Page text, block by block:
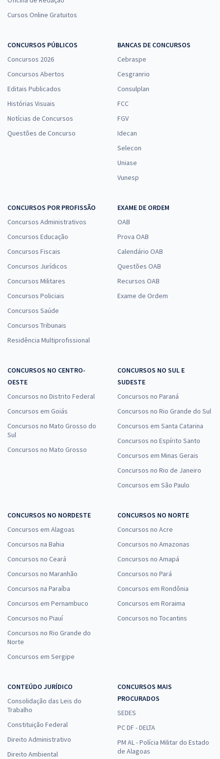
Cursos Online Gratuitos
CONCURSOS PÚBLICOS
Concursos 2026
Concursos Abertos
Editais Publicados
Histórias Visuais
Notícias de Concursos
Questões de Concurso
BANCAS DE CONCURSOS
Cebraspe
Cesgranrio
Consulplan
FCC
FGV
Idecan
Selecon
Uniase
Vunesp
CONCURSOS POR PROFISSÃO
Concursos Administrativos
Concursos Educação
Concursos Fiscais
Concursos Jurídicos
Concursos Militares
Concursos Policiais
Concursos Saúde
Concursos Tribunais
Residência Multiprofissional
EXAME DE ORDEM
OAB
Prova OAB
Calendário OAB
Questões OAB
Recursos OAB
Exame de Ordem
CONCURSOS NO CENTRO-
OESTE
Concursos no Distrito Federal
Concursos em Goiás
Concursos no Mato Grosso do
Sul
Concursos no Mato Grosso
CONCURSOS NO SUL E
SUDESTE
Concursos no Paraná
Concursos no Rio Grande do Sul
Concursos em Santa Catarina
Concursos no Espírito Santo
Concursos em Minas Gerais
Concursos no Rio de Janeiro
Concursos em São Paulo
CONCURSOS NO NORDESTE
Concursos em Alagoas
Concursos na Bahia
Concursos no Ceará
Concursos no Maranhão
Concursos na Paraíba
Concursos em Pernambuco
Concursos no Piauí
Concursos no Rio Grande do
Norte
Concursos em Sergipe
CONCURSOS NO NORTE
Concursos no Acre
Concursos no Amazonas
Concursos no Amapá
Concursos no Pará
Concursos em Rondônia
Concursos em Roraima
Concursos no Tocantins
CONTEÚDO JURÍDICO
Consolidação das Leis do
Trabalho
Constituição Federal
Direito Administrativo
Direito Ambiental
CONCURSOS MAIS
PROCURADOS
SEDES
PC DF - DELTA
PM AL - Polícia Militar do Estado
de Alagoas